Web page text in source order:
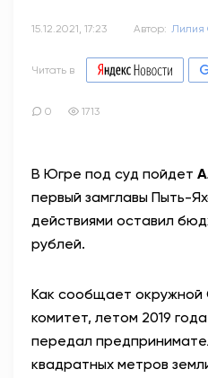
15.12.2021, 17:23 Автор: Лилия
Читать в
0 1713
В Югре под суд пойдет
первый замглавы Пыть-
действиями оставил
рублей.
Как сообщает окружной
комитет, летом 2019
передал
квадратных метров